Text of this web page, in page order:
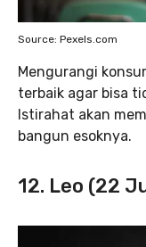
Source: Pexels.com
Mengurangi
terbaik agar bisa
Istirahat akan
bangun esoknya.
12. Leo (22